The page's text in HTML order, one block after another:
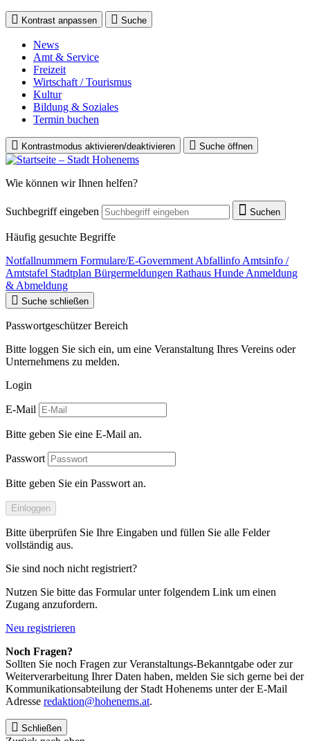
Kontrast anpassen Suche
News
Amt & Service
Freizeit
Wirtschaft / Tourismus
Kultur
Bildung & Soziales
Termin buchen
Kontrastmodus aktivieren/deaktivieren Suche öffnen
Wie können wir Ihnen helfen?
Suchbegriff eingeben Suchen
Häufig gesuchte Begriffe
Notfallnummern Formulare/E-Government Abfallinfo Amtsinfo /
Amtstafel Stadtplan Bürgermeldungen Rathaus Hunde Anmeldung
& Abmeldung
Suche schließen
Passwortgeschützer Bereich
Bitte loggen Sie sich ein, um eine Veranstaltung Ihres Vereins oder
Unternehmens zu melden.
Login
E-Mail
Bitte geben Sie eine E-Mail an.
Passwort
Bitte geben Sie ein Passwort an.
Einloggen
Bitte überprüfen Sie Ihre Eingaben und füllen Sie alle Felder
vollständig aus.
Sie sind noch nicht registriert?
Nutzen Sie bitte das Formular unter folgendem Link um einen
Zugang anzufordern.
Neu registrieren
Noch Fragen?
Sollten Sie noch Fragen zur Veranstaltungs-Bekanntgabe oder zur
Weiterverarbeitung Ihrer Daten haben, melden Sie sich gerne bei der
Kommunikationsabteilung der Stadt Hohenems unter der E-Mail
Adresse redaktion@hohenems.at.
Schließen